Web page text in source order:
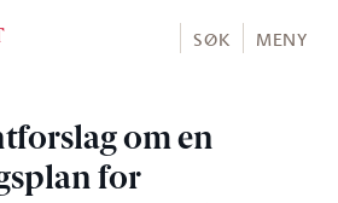
SØK MENY
om en
for